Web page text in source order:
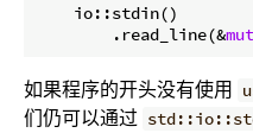
    io::stdin()
        .read_line(&
mut
如果程序的开头没有使用
们仍可以通过